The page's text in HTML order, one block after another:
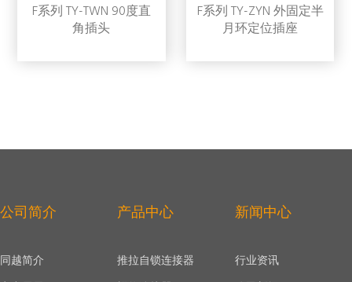
F系列 TY-TWN 90度直
角插头
F系列 TY-ZYN 外固定半
月环定位插座
公司简介
同越简介
产品中心
推拉自锁连接器
新闻中心
行业资讯